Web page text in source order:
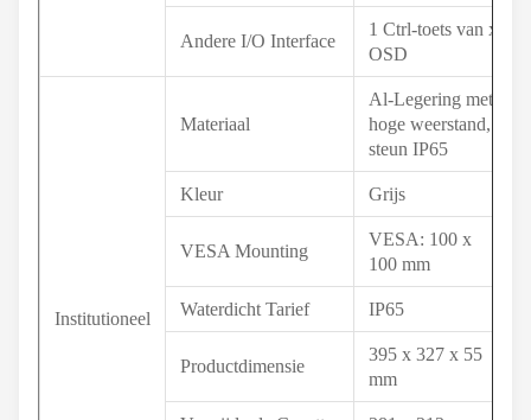
Andere I/O Interface
1 Ctrl-toets van x
OSD
Institutioneel
Materiaal
Al-Legering met
hoge weerstand,
steun IP65
Kleur Grijs
VESA Mounting
VESA: 100 x
100 mm
Waterdicht Tarief IP65
Productdimensie
395 x 327 x 55
mm